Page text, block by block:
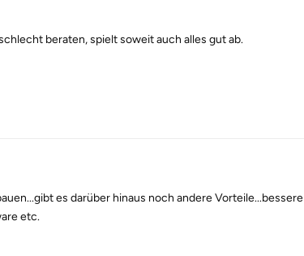
beraten, spielt soweit auch alles gut ab.
es darüber hinaus noch andere Vorteile...bessere
etc.